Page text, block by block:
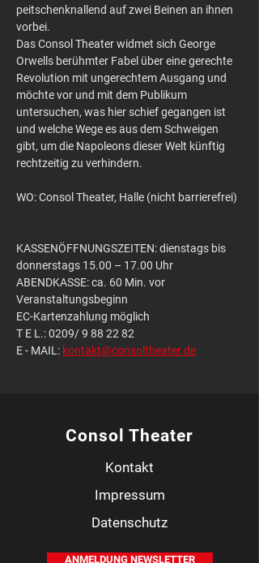
peitschenknallend auf zwei Beinen an ihnen
vorbei.
Das Consol Theater widmet sich George
Orwells berühmter Fabel über eine gerechte
Revolution mit ungerechtem Ausgang und
möchte vor und mit dem Publikum
untersuchen, was hier schief gegangen ist
und welche Wege es aus dem Schweigen
gibt, um die Napoleons dieser Welt künftig
rechtzeitig zu verhindern.
WO: Consol Theater, Halle (nicht barrierefrei)
KASSENÖFFNUNGSZEITEN: dienstags bis
donnerstags 15.00 – 17.00 Uhr
ABENDKASSE: ca. 60 Min. vor
Veranstaltungsbeginn
EC-Kartenzahlung möglich
T E L.: 0209/ 9 88 22 82
E - MAIL: kontakt@consoltheater.de
Consol Theater
Kontakt
Impressum
Datenschutz
ANMELDUNG NEWSLETTER